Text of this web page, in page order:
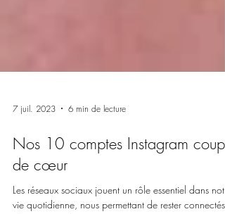
7 juil. 2023 6 min de lecture
Nos 10 comptes Instagram coups
de cœur